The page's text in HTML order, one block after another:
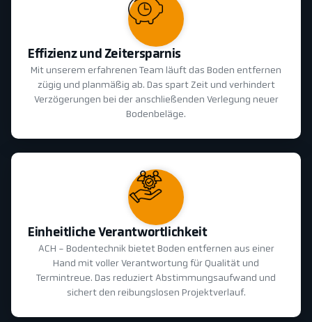
Effizienz und Zeitersparnis
Mit unserem erfahrenen Team läuft das Boden entfernen
zügig und planmäßig ab. Das spart Zeit und verhindert
Verzögerungen bei der anschließenden Verlegung neuer
Bodenbeläge.
Einheitliche Verantwortlichkeit
ACH - Bodentechnik bietet Boden entfernen aus einer
Hand mit voller Verantwortung für Qualität und
Termintreue. Das reduziert Abstimmungsaufwand und
sichert den reibungslosen Projektverlauf.